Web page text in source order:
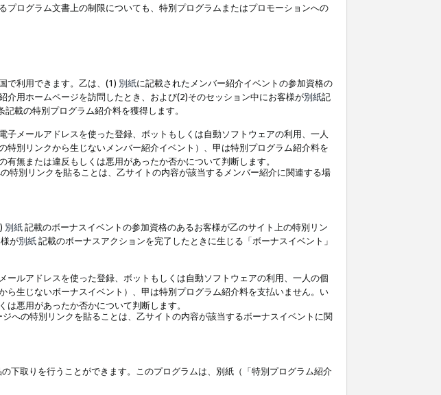
ログラム文書上の制限についても、特別プログラムまたはプロモーションへの
で利用できます。乙は、(1) 別紙に記載されたメンバー紹介イベントの参加資格の
用ホームページを訪問したとき、および(2)そのセッション中にお客様が別紙記
記載の特別プログラム紹介料を獲得します。
メールアドレスを使った登録、ボットもしくは自動ソフトウェアの利用、一人
別リンクから生じないメンバー紹介イベント）、甲は特別プログラム紹介料を
無または違反もしくは悪用があったか否かについて判断します。
特別リンクを貼ることは、乙サイトの内容が該当するメンバー紹介に関連する場
別紙記載のボーナスイベントの参加資格のあるお客様が乙のサイト上の特別リン
が別紙記載のボーナスアクションを完了したときに生じる「ボーナスイベント」
ルアドレスを使った登録、ボットもしくは自動ソフトウェアの利用、一人の個
生じないボーナスイベント）、甲は特別プログラム紹介料を支払いません。い
悪用があったか否かについて判断します。
への特別リンクを貼ることは、乙サイトの内容が該当するボーナスイベントに関
下取りを行うことができます。このプログラムは、別紙（「特別プログラム紹介